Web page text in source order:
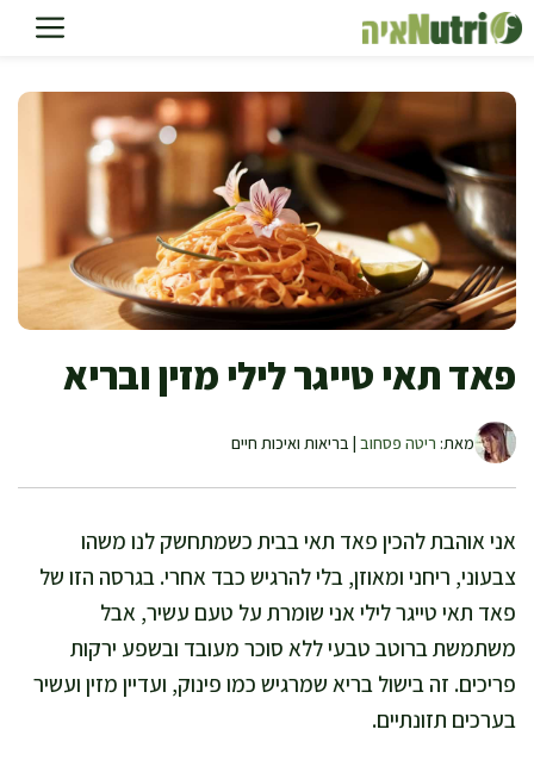
לדלג
לתוכן
פאד תאי טייגר לילי מזין ובריא
מאת: ריטה פסחוב | בריאות ואיכות חיים
אני אוהבת להכין פאד תאי בבית כשמתחשק לנו משהו
צבעוני, ריחני ומאוזן, בלי להרגיש כבד אחרי. בגרסה הזו של
פאד תאי טייגר לילי אני שומרת על טעם עשיר, אבל
משתמשת ברוטב טבעי ללא סוכר מעובד ובשפע ירקות
פריכים. זה בישול בריא שמרגיש כמו פינוק, ועדיין מזין ועשיר
בערכים תזונתיים.